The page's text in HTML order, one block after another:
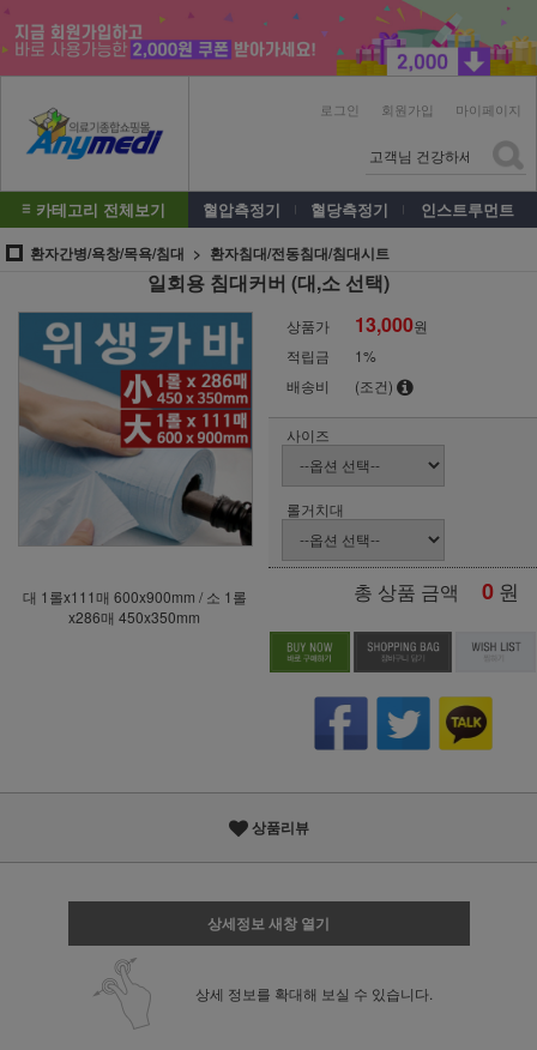
로그인 회원가입 마이페이지
카테고리 전체보기 혈압측정기 혈당측정기 인스트루먼트
환자간병/욕창/목욕/침대 환자침대/전동침대/침대시트
일회용 침대커버 (대,소 선택)
대 1롤x111매 600x900mm / 소 1롤
x286매 450x350mm
상품가 13,000원
적립금
1%
배송비
(조건)
사이즈
롤거치대
총 상품 금액 0 원
상품리뷰
상세정보 새창 열기
상세 정보를 확대해 보실 수 있습니다.